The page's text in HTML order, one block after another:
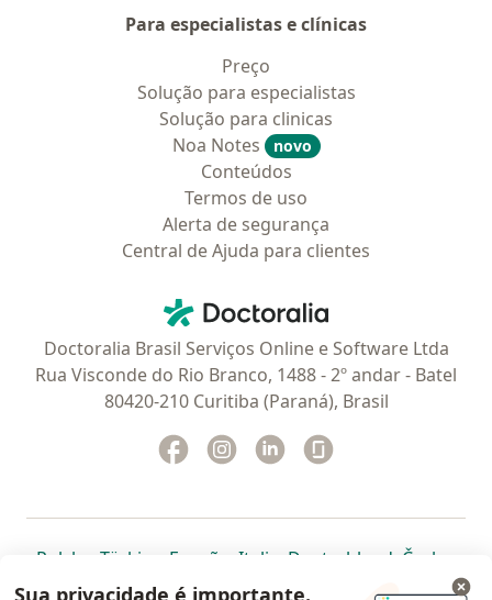
Para especialistas e clínicas
Preço
Solução para especialistas
Solução para clinicas
Noa Notes
novo
Conteúdos
Termos de uso
Alerta de segurança
Central de Ajuda para clientes
Doctoralia - Homepage
Doctoralia Brasil Serviços Online e Software Ltda
Rua Visconde do Rio Branco, 1488 - 2º andar - Batel
80420-210 Curitiba (Paraná), Brasil
Facebook
abre num novo separador
Instagram
abre num novo separador
Linkedin
abre num novo
Polska abre num novo separador
Türkiye abre num novo separador
España abre num novo separador
Italia abre num novo
Deutschlandabre num
Česko
Portugal abre num novo separador
, México abre num novo separador
, abre num novo separador
Brasil abre num novoabre num
abre
Sua privacidade é importante.